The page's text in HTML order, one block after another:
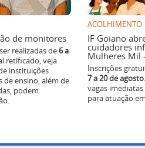
de monitores
realizadas de6 a
retificado, veja
instituições
de ensino, além de
podem
ACOLHIMENTO
IF Goiano
cuidadores
Mulheres Mil
Inscrições
7 a 20 de agosto
vagas
para atuação